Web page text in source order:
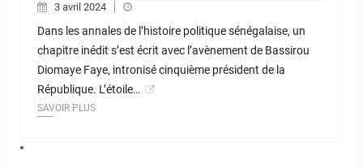
3 avril 2024
Dans les annales de l’histoire politique sénégalaise, un
chapitre inédit s’est écrit avec l’avènement de Bassirou
Diomaye Faye, intronisé cinquième président de la
République. L’étoile…
SAVOIR PLUS